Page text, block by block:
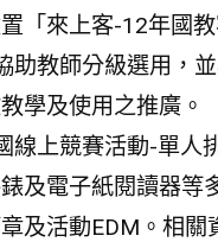
「來上客-12年國
助教師分級選用，
學及使用之推廣
線上競賽活動-單人
及電子紙閱讀器
及活動EDM。相